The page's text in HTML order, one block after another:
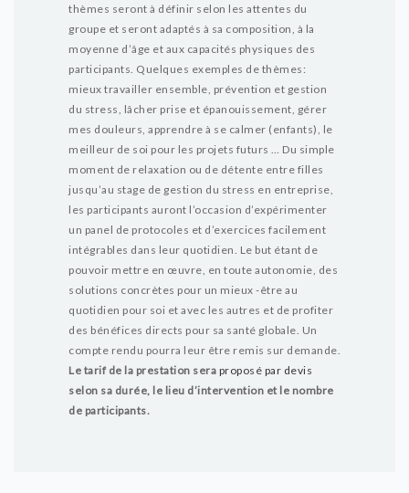
thèmes seront à définir selon les attentes du
groupe et seront adaptés à sa composition, à la
moyenne d’âge et aux capacités physiques des
participants. Quelques exemples de thèmes:
mieux travailler ensemble, prévention et gestion
du stress, lâcher prise et épanouissement, gérer
mes douleurs, apprendre à se calmer (enfants), le
meilleur de soi pour les projets futurs …
Du simple
moment de relaxation ou de détente entre filles
jusqu’au stage de gestion du stress en entreprise,
les participants auront l’occasion d’expérimenter
un panel de protocoles et d’exercices facilement
intégrables dans leur quotidien. Le but étant de
pouvoir mettre en œuvre, en toute autonomie, des
solutions concrètes pour un mieux -être au
quotidien pour soi et avec les autres et de profiter
des bénéfices directs pour sa santé globale. Un
compte rendu pourra leur être remis sur demande.
Le tarif de la prestation sera proposé par devis
selon sa durée, le lieu d’intervention et le nombre
de participants.